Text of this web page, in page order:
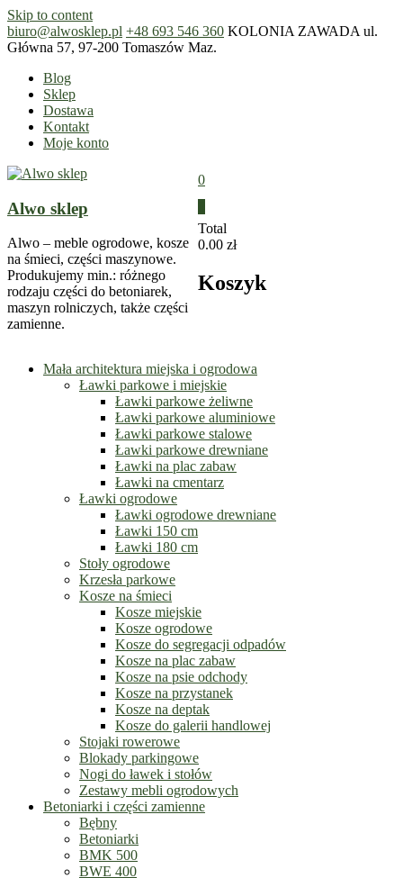
Skip to content
biuro@alwosklep.pl +48 693 546 360 KOLONIA ZAWADA ul.
Główna 57, 97-200 Tomaszów Maz.
Blog
Sklep
Dostawa
Kontakt
Moje konto
Alwo sklep
Alwo – meble ogrodowe, kosze
na śmieci, części maszynowe.
Produkujemy min.: różnego
rodzaju części do betoniarek,
maszyn rolniczych, także części
zamienne.
0
Total
0.00 zł
Koszyk
Mała architektura miejska i ogrodowa
Ławki parkowe i miejskie
Ławki parkowe żeliwne
Ławki parkowe aluminiowe
Ławki parkowe stalowe
Ławki parkowe drewniane
Ławki na plac zabaw
Ławki na cmentarz
Ławki ogrodowe
Ławki ogrodowe drewniane
Ławki 150 cm
Ławki 180 cm
Stoły ogrodowe
Krzesła parkowe
Kosze na śmieci
Kosze miejskie
Kosze ogrodowe
Kosze do segregacji odpadów
Kosze na plac zabaw
Kosze na psie odchody
Kosze na przystanek
Kosze na deptak
Kosze do galerii handlowej
Stojaki rowerowe
Blokady parkingowe
Nogi do ławek i stołów
Zestawy mebli ogrodowych
Betoniarki i części zamienne
Bębny
Betoniarki
BMK 500
BWE 400